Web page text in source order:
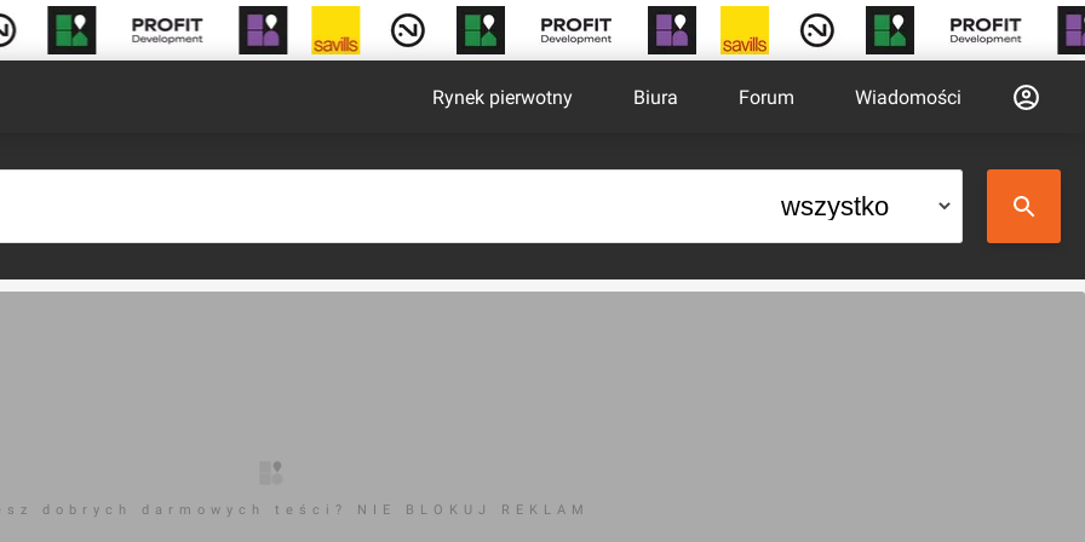
Rynek pierwotny Biura Forum Wiadomości
dobrych darmowych teści? NIE BLOKUJ REKLAM